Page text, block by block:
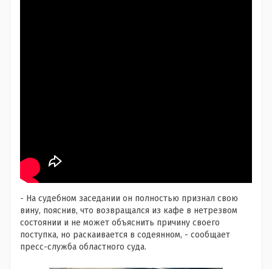
- На судебном заседании он полностью признал свою
вину, пояснив, что возвращался из кафе в нетрезвом
состоянии и не может объяснить причину своего
поступка, но раскаивается в содеянном, - сообщает
пресс-служба областного суда.